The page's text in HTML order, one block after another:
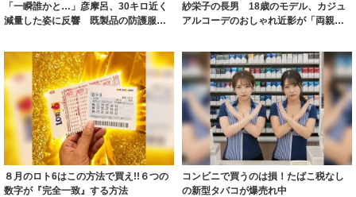
「一瞬誰かと…」彦摩呂、30キロ近く
減量した姿に反響 既製品の防護服が
紗栄子の長男 18歳のモデル、カジュ
アルコーデのおしゃれ近影が「両親の
８月のロト6はこの方法で買え!!６つの
数字が『完全一致』する方法
コンビニで買うのは損！たばこ税なし
の新型タバコが爆売れ中